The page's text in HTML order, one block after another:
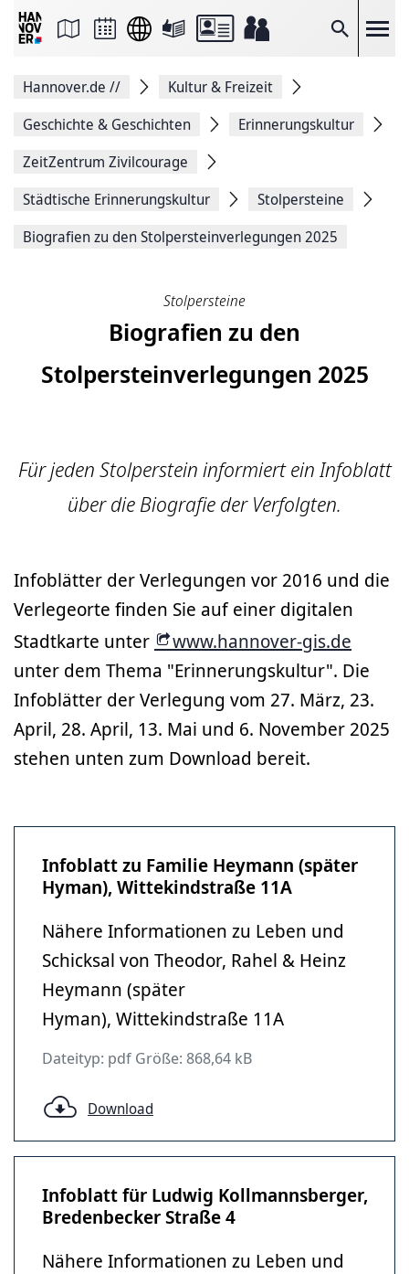
Suche
Seite
Facebook
teilen
Seitenlink
Seite
Hannover.de //
Kultur & Freizeit
Geschichte & Geschichten
Erinnerungskultur
ZeitZentrum Zivilcourage
Städtische Erinnerungskultur
Stolpersteine
Biografien zu den Stolpersteinverlegungen 2025
Stolpersteine
Biografien zu den
Stolpersteinverlegungen 2025
Für jeden Stolperstein informiert ein Infoblatt
über die Biografie der Verfolgten.
Infoblätter der Verlegungen vor 2016 und die
Verlegeorte finden Sie auf einer digitalen
Stadtkarte unter
www.hannover-gis.de
unter dem Thema "Erinnerungskultur". Die
Infoblätter der Verlegung vom 27. März, 23.
April, 28. April, 13. Mai und 6. November 2025
stehen unten zum Download bereit.
Infoblatt zu Familie Heymann (später
Hyman), Wittekindstraße 11A
Nähere Informationen zu Leben und
Schicksal von Theodor, Rahel & Heinz
Heymann (später
Hyman), Wittekindstraße 11A
Dateityp: pdf Größe: 868,64 kB
Download
Infoblatt für Ludwig Kollmannsberger,
Bredenbecker Straße 4
Nähere Informationen zu Leben und